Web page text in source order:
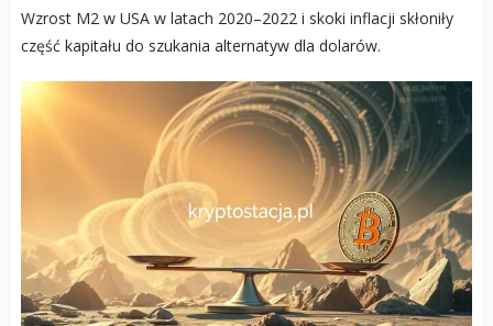
Wzrost M2 w USA w latach 2020–2022 i skoki inflacji skłoniły
część kapitału do szukania alternatyw dla dolarów.